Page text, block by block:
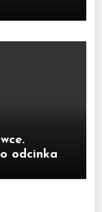
odcinka